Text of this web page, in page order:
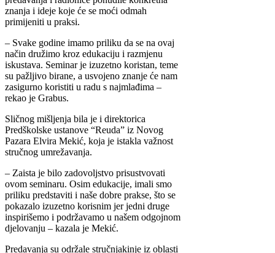
znanja i ideje koje će se moći odmah
primijeniti u praksi.
– Svake godine imamo priliku da se na ovaj
način družimo kroz edukaciju i razmjenu
iskustava. Seminar je izuzetno koristan, teme
su pažljivo birane, a usvojeno znanje će nam
zasigurno koristiti u radu s najmlađima –
rekao je Grabus.
Sličnog mišljenja bila je i direktorica
Predškolske ustanove “Reuda” iz Novog
Pazara Elvira Mekić, koja je istakla važnost
stručnog umrežavanja.
– Zaista je bilo zadovoljstvo prisustvovati
ovom seminaru. Osim edukacije, imali smo
priliku predstaviti i naše dobre prakse, što se
pokazalo izuzetno korisnim jer jedni druge
inspirišemo i podržavamo u našem odgojnom
djelovanju – kazala je Mekić.
Predavanja su održale stručnjakinje iz oblasti